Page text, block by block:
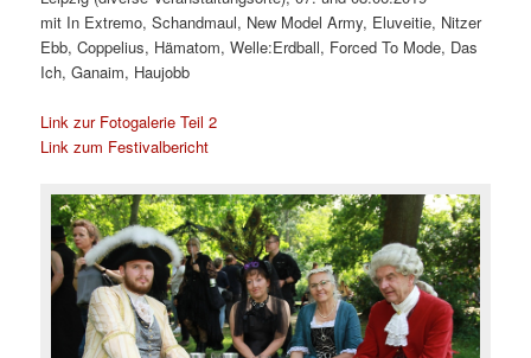
mit In Extremo, Schandmaul, New Model Army, Eluveitie, Nitzer
Ebb, Coppelius, Hämatom, Welle:Erdball, Forced To Mode, Das
Ich, Ganaim, Haujobb
Link zur Fotogalerie Teil 2
Link zum Festivalbericht